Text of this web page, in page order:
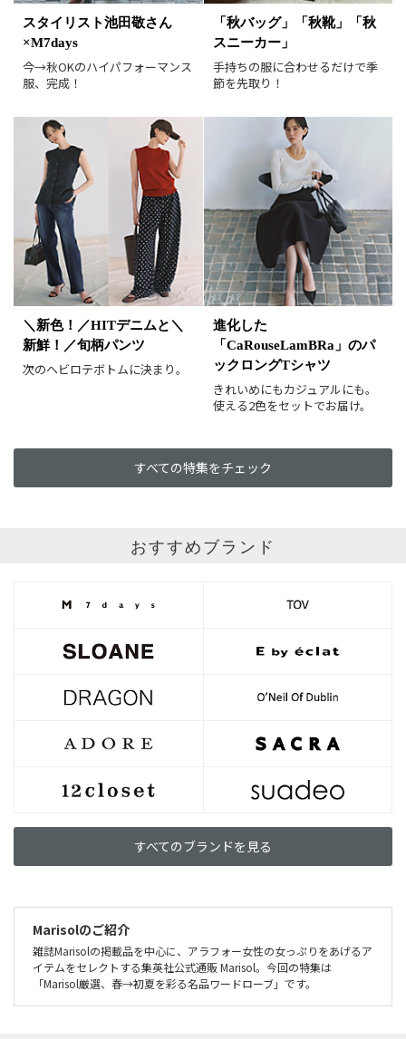
新着順
価格が安い順
価格が高い順
値下げ実施日順
レビュー高評価順
カラー（複数選択可）
ホワイト ブラック
グレー
ベージュ
ブラウン
オレンジ
イエロー
レッド
ピンク
パープル
グリーン
ブルー
ゴールド
シルバー マルチ
スタイリスト池田敬さん
×M7days
今→秋OKのハイパフォーマンス
服、完成！
「秋バッグ」「秋靴」「秋
スニーカー」
手持ちの服に合わせるだけで季
節を先取り！
＼新色！／HITデニムと＼
新鮮！／旬柄パンツ
次のヘビロテボトムに決まり。
進化した
「CaRouseLamBRa」のパ
ックロングTシャツ
きれいめにもカジュアルにも。
使える2色をセットでお届け。
すべての特集をチェック
おすすめブランド
すべてのブランドを見る
Marisolのご紹介
雑誌Marisolの掲載品を中心に、アラフォー女性の女っぷりをあげるア
イテムをセレクトする集英社公式通販 Marisol。今回の特集は
「Marisol厳選、春→初夏を彩る名品ワードローブ」です。